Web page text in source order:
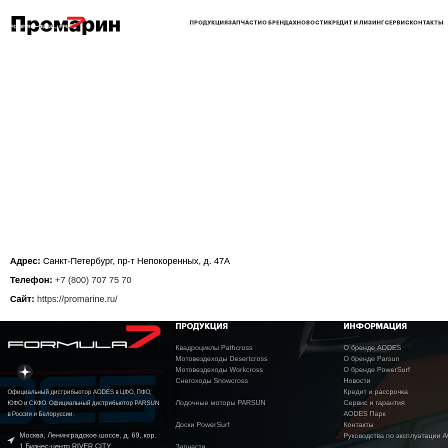
ПРОДУКЦИЯ ЗАПЧАСТИ О БРЕНДАХ НОВОСТИ КРЕДИТ И ЛИЗИНГСЕРВИС КОНТАКТЫ
Промарин
Адрес: Санкт-Петербург, пр-т Непокоренных, д. 47А
Телефон: +7 (800) 707 75 70
Сайт: https://promarine.ru/
Официальный дистрибьютор AODES в ЦФО, ПФО,
ЮФО и СКФО. Официальный дистрибьютор PARSUN
в России и Белоруссии.
Москва, Ленинградское шоссе, д. 69, кор.
1 Бизнес-центр RIVER CITY
ПРОДУКЦИЯ
Квадроциклы Pathcross
Мотовездеходы Desertcross
Мотовездеходы Workcross
Снегоходы Snowcross
Лодочные моторы PARSUN
Доски PowerSurf
ИНФОРМАЦИЯ
О бренде AODES
О бренде Parsun
О бренде PowerSurf
Новости
Кредит и рассрочка
Сервис и гарантия
AODES Парк
Контакты
Руководства по эксплуатации